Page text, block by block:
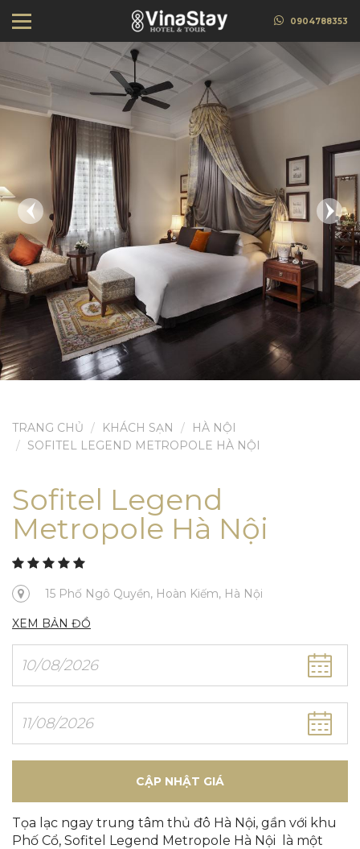
0904788353
TRANG CHỦ KHÁCH SẠN
HÀ NỘI
SOFITEL LEGEND METROPOLE HÀ NỘI
Sofitel Legend
Metropole Hà Nội
15 Phố Ngô Quyền, Hoàn Kiếm, Hà Nội
XEM BẢN ĐỒ
CẬP NHẬT GIÁ
Tọa lạc ngay trung tâm thủ đô Hà Nội, gần với khu
Phố Cổ, Sofitel Legend Metropole Hà Nội là một